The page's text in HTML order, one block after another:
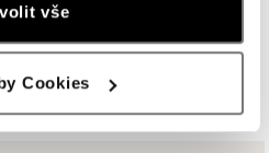
vše
Cookies